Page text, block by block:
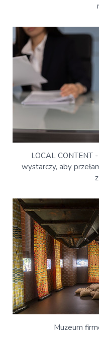
LOCAL CONTENT
wystarczy, aby
Muzeum